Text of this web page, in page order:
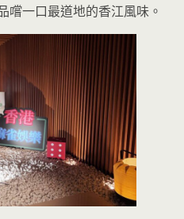
嚐一口最道地的香江風味。